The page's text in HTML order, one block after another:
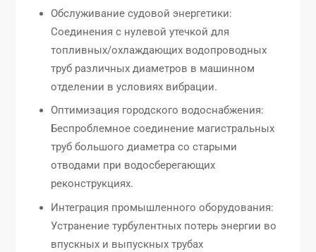
Обслуживание судовой энергетики:
Соединения с нулевой утечкой для
топливных/охлаждающих водопроводных
труб различных диаметров в машинном
отделении в условиях вибрации.
Оптимизация городского водоснабжения:
Беспроблемное соединение магистральных
труб большого диаметра со старыми
отводами при водосберегающих
реконструкциях.
Интеграция промышленного оборудования:
Устранение турбулентных потерь энергии во
впускных и выпускных трубах